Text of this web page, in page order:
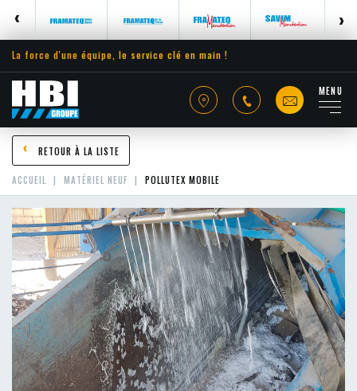
La force d'une équipe, le service clé en main !
MENU
RETOUR À LA LISTE
ACCUEIL MATÉRIEL NEUF POLLUTEX MOBILE